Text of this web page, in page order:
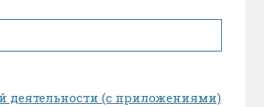
деятельности (с приложениями)